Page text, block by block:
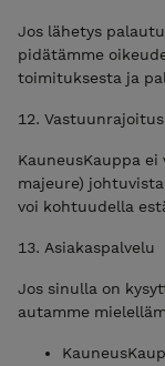
Jos lähetys
pidätämme
toimituksesta ja
12. Vastuunrajoitus
KauneusKauppa
majeure)
voi kohtuudella
13. Asiakaspalvelu
Jos sinulla on
autamme